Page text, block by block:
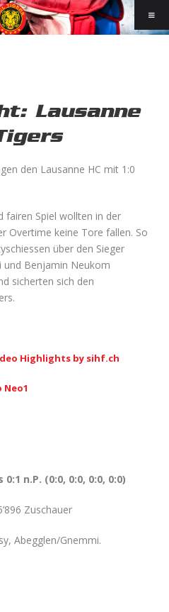
Lausanne
den Lausanne HC mit 1:0
fairen Spiel wollten in der
Overtime keine Tore fallen. So
über den Sieger
und Benjamin Neukom
sicherten sich den
Highlights by sihf.ch
n.P. (0:0, 0:0, 0:0, 0:0)
Zuschauer
Abegglen/Gnemmi.